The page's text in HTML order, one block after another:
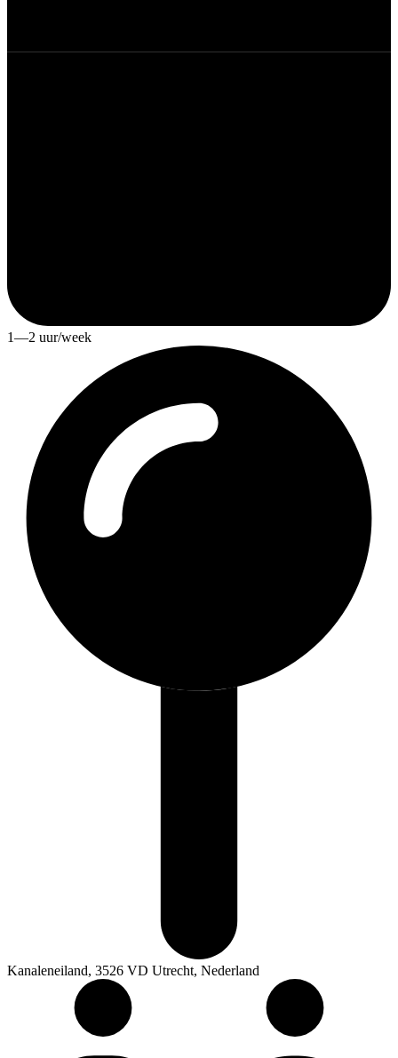
1—2 uur/week
Kanaleneiland, 3526 VD Utrecht, Nederland